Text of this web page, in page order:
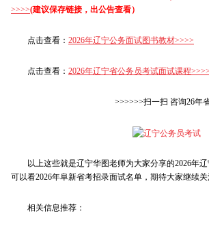
>>>>(建议保存链接，出公告查看）
点击查看： 2026年辽宁公务面试图书教材>>>>
点击查看： 2026年辽宁省公务员考试面试课程>>>>
>>>>>>扫一扫 咨询26年
以上这些就是辽宁华图老师为大家分享的2026年辽
可以看2026年阜新省考招录面试名单，期待大家继续
相关信息推荐：